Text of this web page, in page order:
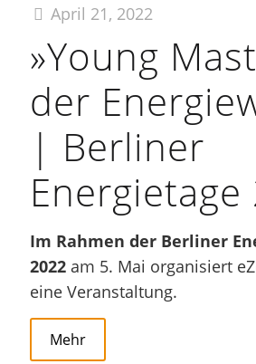
April 21, 2022
»Young
der
| Berliner
Energietage
Im Rahmen der Berliner
2022 am 5. Mai organisiert
eine Veranstaltung.
Mehr